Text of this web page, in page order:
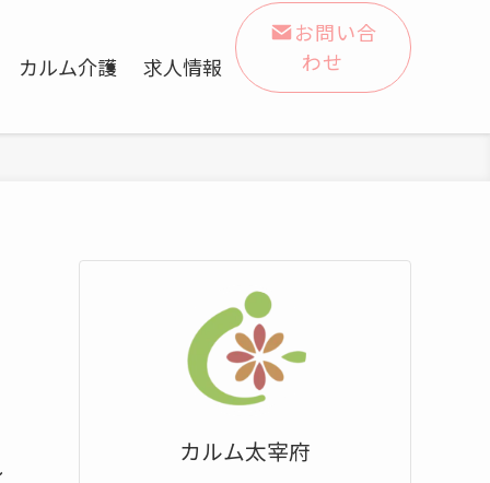
カルム介護 求人情報
お問い合
わせ
カルム太宰府